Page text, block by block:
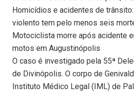
Homicídios e acidentes de
violento tem pelo menos seis
Motociclista morre após acidente
motos em Augustinópolis
O caso é investigado pela 55ª
de Divinópolis. O corpo de
Instituto Médico Legal (IML) de